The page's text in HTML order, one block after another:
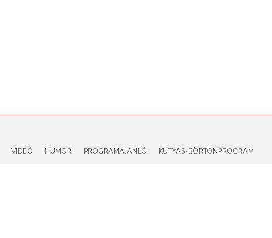
VIDEÓ HUMOR PROGRAMAJÁNLÓ KUTYÁS-BÖRTÖNPROGRAM